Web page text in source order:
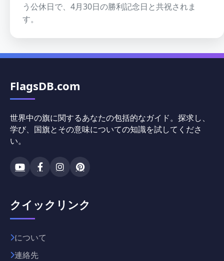
う公休日で、4月30日の勝利記念日と共祝されま
す。
FlagsDB.com
世界中の旗に関するあなたの包括的なガイド。探求し、
学び、国旗とその意味についての知識を試してくださ
い。
クイックリンク
について
連絡先